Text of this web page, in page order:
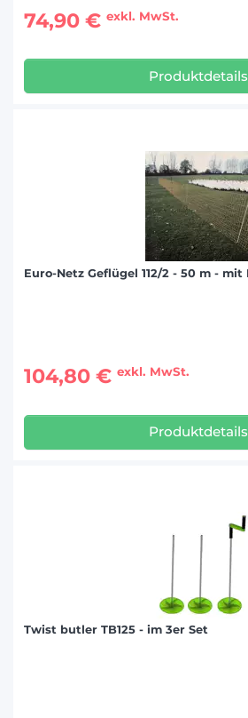
74,90 € exkl. MwSt.
Produktdetails
Euro-Netz Geflügel 112/2 - 50 m -
104,80 € exkl. MwSt.
Produktdetails
Twist butler TB125 - im 3er Set